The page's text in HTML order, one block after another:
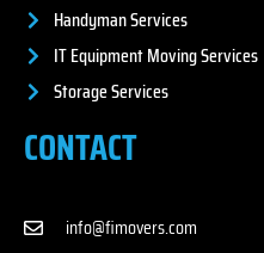
Handyman Services
IT Equipment Moving Services
Storage Services
CONTACT
info@fimovers.com